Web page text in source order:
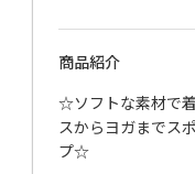
商品紹介
☆ソフトな素材で
スからヨガまでス
プ☆